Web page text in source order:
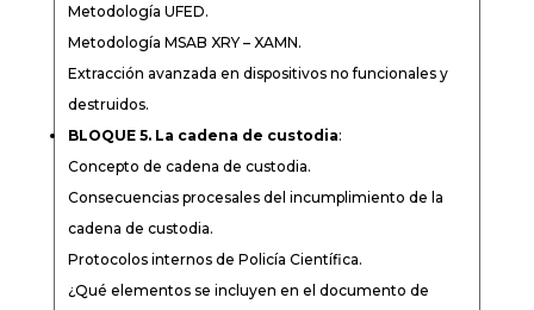
Metodología UFED.
Metodología MSAB XRY – XAMN.
Extracción avanzada en dispositivos no funcionales y
destruidos.
BLOQUE 5. La cadena de custodia:
Concepto de cadena de custodia.
Consecuencias procesales del incumplimiento de la
cadena de custodia.
Protocolos internos de Policía Científica.
¿Qué elementos se incluyen en el documento de